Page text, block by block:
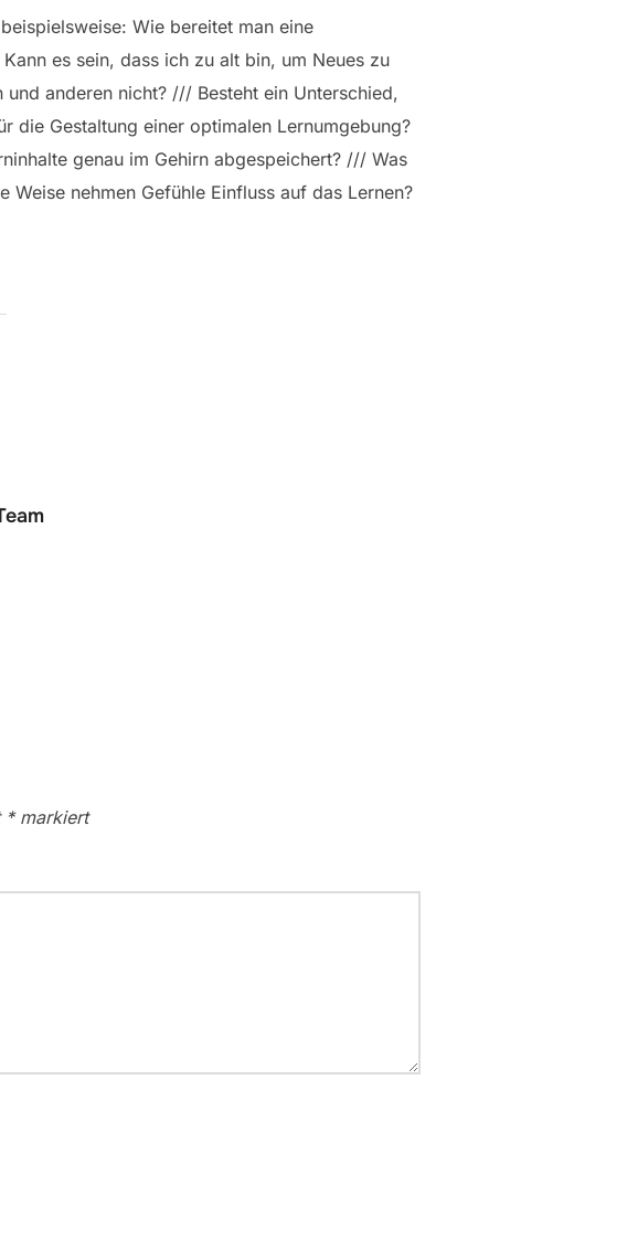
Wie bereitet man eine
es sein, dass ich zu alt bin, um Neues zu
anderen nicht? /// Besteht ein Unterschied,
die Gestaltung einer optimalen Lernumgebung?
genau im Gehirn abgespeichert? /// Was
nehmen Gefühle Einfluss auf das Lernen?
*markiert